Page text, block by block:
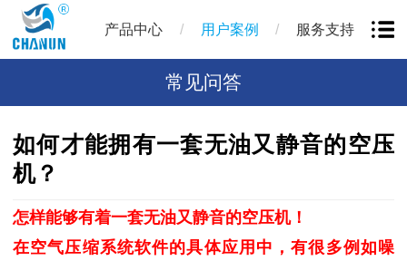
产品中心 / 用户案例 / 服务支持
常见问答
如何才能拥有一套无油又静音的空压
机？
怎样能够有着一套无油又静音的空压机！
在空气压缩系统软件的具体应用中，有很多例如噪